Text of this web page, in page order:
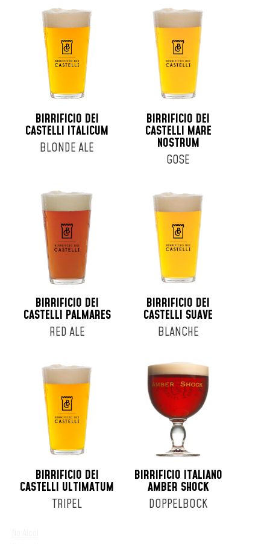
BIRRIFICIO DEI
CASTELLI ITALICUM
BLONDE ALE
BIRRIFICIO DEI
CASTELLI MARE
NOSTRUM
GOSE
BIRRIFICIO DEI
CASTELLI PALMARES
RED ALE
BIRRIFICIO DEI
CASTELLI SUAVE
BLANCHE
BIRRIFICIO DEI
CASTELLI ULTIMATUM
TRIPEL
BIRRIFICIO ITALIANO
AMBER SHOCK
DOPPELBOCK